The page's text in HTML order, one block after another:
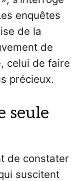
enquêtes
de la
de
celui de faire
précieux.
seule
de constater
suscitent